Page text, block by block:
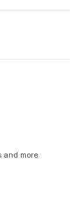
and more